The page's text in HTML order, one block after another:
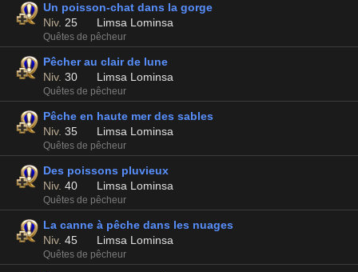
Un poisson-chat dans la gorge
Niv. 25 Limsa Lominsa
Quêtes de pêcheur
Pêcher au clair de lune
Niv. 30 Limsa Lominsa
Quêtes de pêcheur
Pêche en haute mer des sables
Niv. 35 Limsa Lominsa
Quêtes de pêcheur
Des poissons pluvieux
Niv. 40 Limsa Lominsa
Quêtes de pêcheur
La canne à pêche dans les nuages
Niv. 45 Limsa Lominsa
Quêtes de pêcheur